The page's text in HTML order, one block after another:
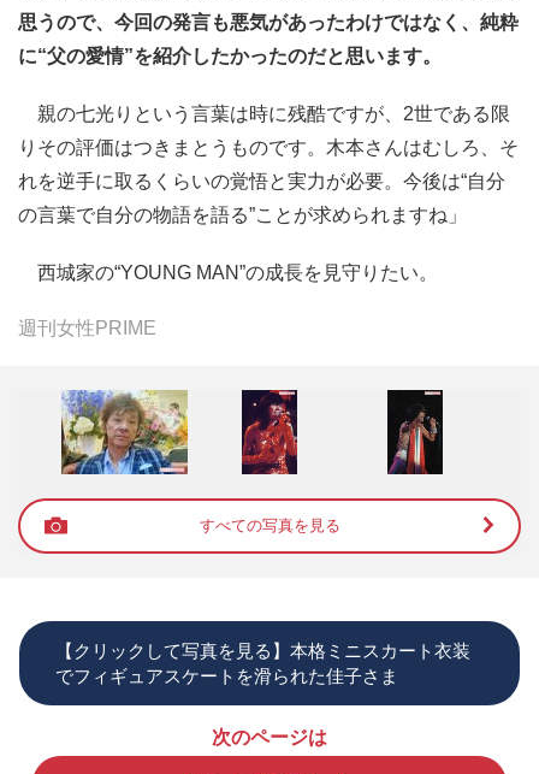
思うので、今回の発言も悪気があったわけではなく、純粋
に“父の愛情”を紹介したかったのだと思います。
親の七光りという言葉は時に残酷ですが、2世である限
りその評価はつきまとうものです。木本さんはむしろ、そ
れを逆手に取るくらいの覚悟と実力が必要。今後は“自分
の言葉で自分の物語を語る”ことが求められますね」
西城家の“YOUNG MAN”の成長を見守りたい。
週刊女性PRIME
すべての写真を見る
【クリックして写真を見る】本格ミニスカート衣装
でフィギュアスケートを滑られた佳子さま
次のページは